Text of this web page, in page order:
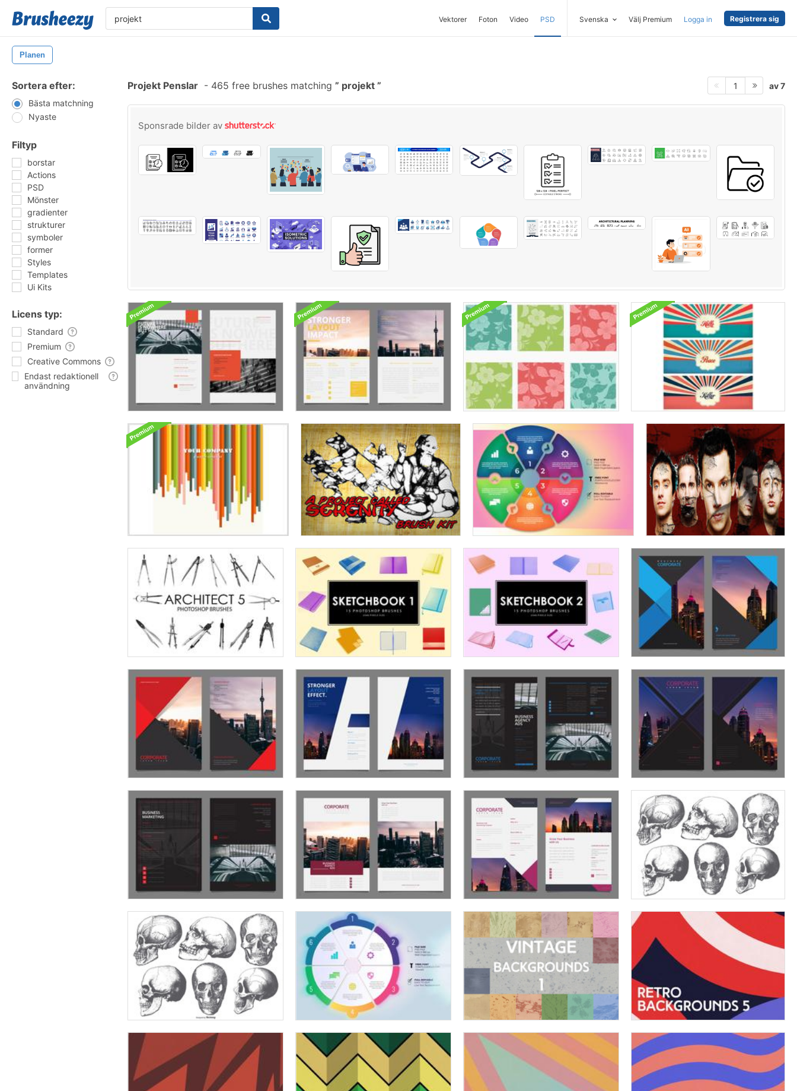
Vektorer Foton Video PSD Svenska Välj Premium Logga in Registrera sig
Planen
Sortera efter:
Bästa matchning
Nyaste
Filtyp
borstar
Actions
PSD
Mönster
gradienter
strukturer
symboler
former
Styles
Templates
Ui Kits
Licens typ:
Standard
Premium
Creative Commons
Endast redaktionell
användning
Projekt Penslar - 465 free brushes matching projekt 1 av 7
Sponsrade bilder av